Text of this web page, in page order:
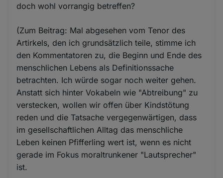
doch wohl vorrangig betreffen?
(Zum Beitrag: Mal abgesehen vom Tenor des
Artirkels, den ich grundsätzlich teile, stimme ich
den Kommentatoren zu, die Beginn und Ende des
menschlichen Lebens als Definitionssache
betrachten. Ich würde sogar noch weiter gehen.
Anstatt sich hinter Vokabeln wie "Abtreibung" zu
verstecken, wollen wir offen über Kindstötung
reden und die Tatsache vergegenwärtigen, dass
im gesellschaftlichen Alltag das menschliche
Leben keinen Pfifferling wert ist, wenn es nicht
gerade im Fokus moraltrunkener "Lautsprecher"
ist.